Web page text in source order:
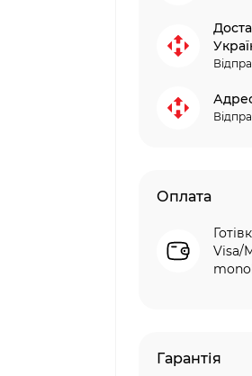
Оплата
Visa/
Гарантія